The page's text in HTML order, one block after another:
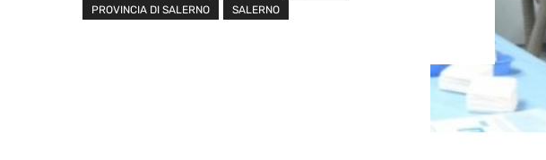
PROVINCIA DI SALERNO
SALERNO